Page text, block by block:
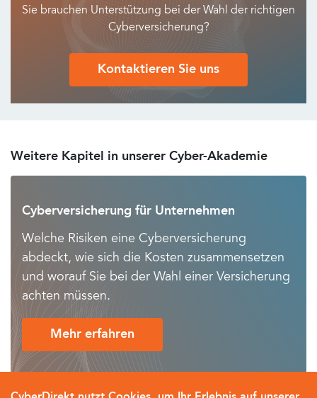
Sie brauchen Unterstützung bei der Wahl der richtigen
Cyberversicherung?
Kontaktieren Sie uns
Weitere Kapitel in unserer Cyber-Akademie
Cyberversicherung für Unternehmen
Welche Risiken eine Cyberversicherung
abdeckt, wie sich die Kosten zusammensetzen
und worauf Sie bei der Wahl einer Versicherung
achten müssen.
Mehr erfahren